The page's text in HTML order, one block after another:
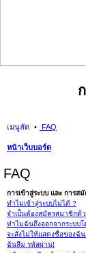
เมนูลัด FAQ
หน้าเว็บบอร์ด
FAQ
การเข้าสู่ระบบ และ การส
ทำไมเข้าสู่ระบบไม่ได้ ?
จำเป็นต้องสมัครสมาชิกด้
ทำไมฉันถึงออกจากระบบ
จะสั่งไม่ให้แสดงชื่อของฉั
ฉันลืม รหัสผ่าน!